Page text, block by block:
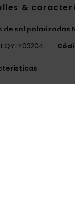
&
de sol polarizadas
EQYEY03204
Montura de bio nailon
Lentes cilíndricas de